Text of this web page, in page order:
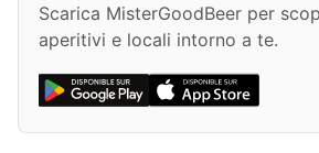
Scarica MisterGoodBeer per
aperitivi e locali intorno a te.